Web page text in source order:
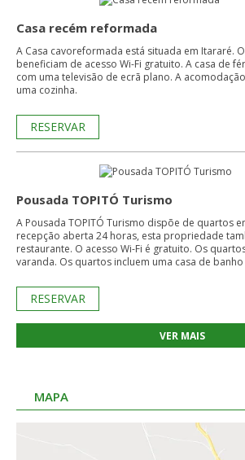
Casa recém reformada
A Casa cavoreformada está situada em Itararé.
beneficiam de acesso Wi-Fi gratuito. A casa de férias está equipada
com uma televisão de ecrã plano. A
uma cozinha.
RESERVAR
Pousada TOPITÓ Turismo
A Pousada TOPITÓ Turismo dispõe de quartos
recepção aberta 24 horas, esta propriedade
restaurante. O acesso Wi-Fi é gratuito. Os quartos do hotel têm uma
varanda. Os quartos incluem uma casa de
RESERVAR
VER MAIS
MAPA